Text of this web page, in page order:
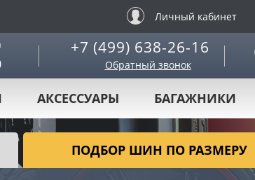
Личный кабинет
+7 (499) 638-26-16
Обратный звонок
АКСЕССУАРЫ БАГАЖНИКИ
ПОДБОР ШИН ПО РАЗМЕРУ